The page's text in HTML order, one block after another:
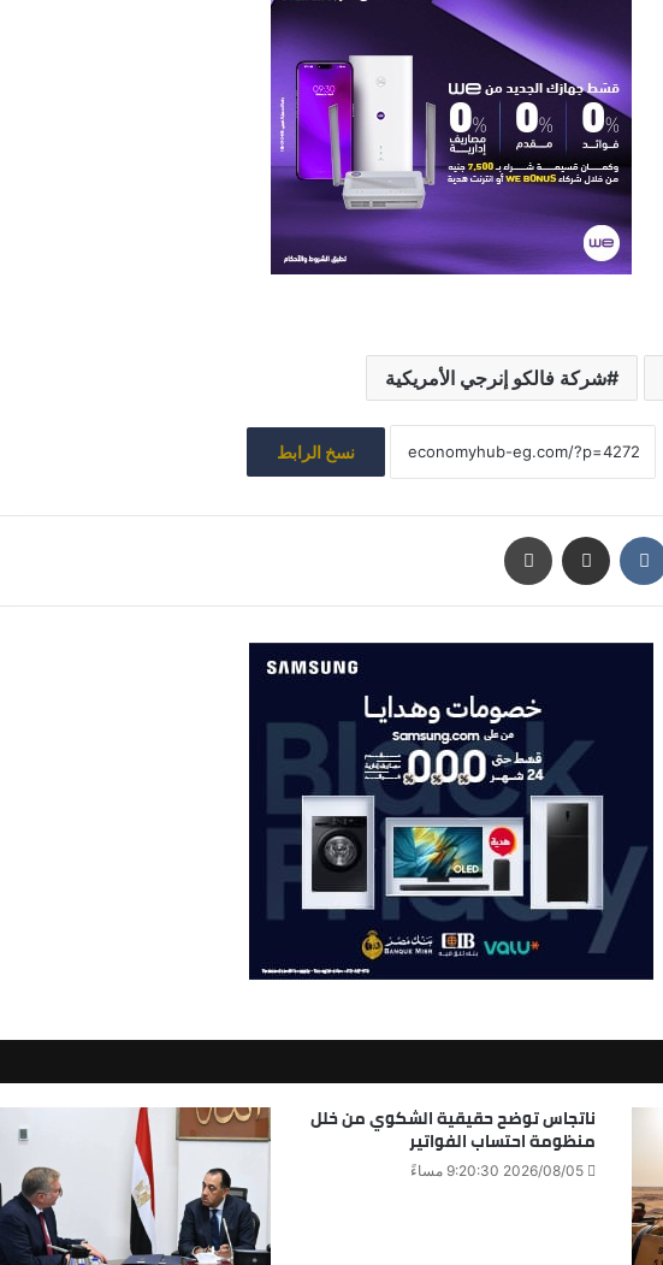
شركة فالكو إنرجي الأمريكية
نسخ الرابط
ناتجاس توضح حقيقية الشكوي من خلل
منظومة احتساب الفواتير
2026/08/05 9:20:30 مساءً